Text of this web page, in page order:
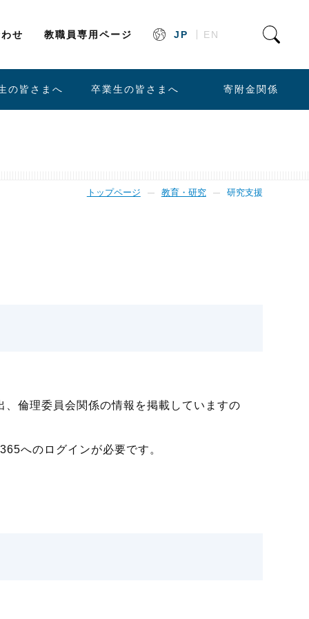
せ 教職員専用ページ JP EN
の皆さまへ 卒業生の皆さまへ 寄附金関係
トップページ 教育・研究 研究支援
倫理委員会関係の情報を掲載していますの
へのログインが必要です。